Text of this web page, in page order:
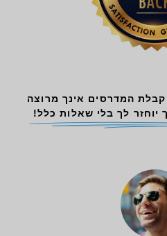
קבלת המדרסים אינך מרוצה
יוחזר לך בלי שאלות כלל!